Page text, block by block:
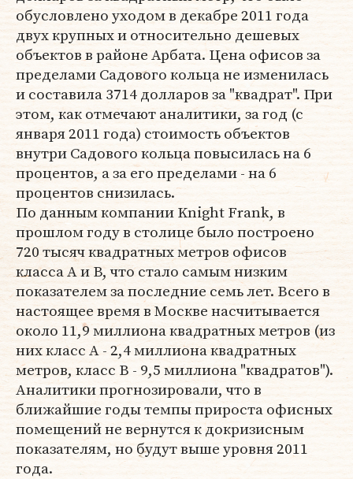
обусловлено уходом в декабре 2011 года
двух крупных и относительно дешевых
объектов в районе Арбата. Цена офисов за
пределами Садового кольца не изменилась
и составила 3714 долларов за "квадрат". При
этом, как отмечают аналитики, за год (с
января 2011 года) стоимость объектов
внутри Садового кольца повысилась на 6
процентов, а за его пределами - на 6
процентов снизилась.
По данным компании Knight Frank, в
прошлом году в столице было построено
720 тысяч квадратных метров офисов
класса А и В, что стало самым низким
показателем за последние семь лет. Всего в
настоящее время в Москве насчитывается
около 11,9 миллиона квадратных метров (из
них класс А - 2,4 миллиона квадратных
метров, класс В - 9,5 миллиона "квадратов").
Аналитики прогнозировали, что в
ближайшие годы темпы прироста офисных
помещений не вернутся к докризисным
показателям, но будут выше уровня 2011
года.